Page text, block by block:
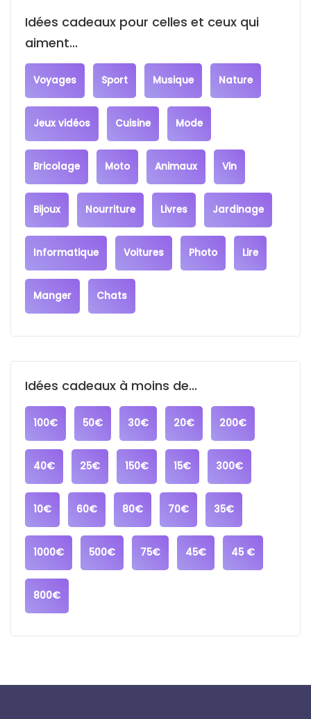
Idées cadeaux pour celles et ceux qui
aiment...
Voyages Sport Musique Nature
Jeux vidéos Cuisine Mode
Bricolage Moto Animaux Vin
Bijoux Nourriture Livres Jardinage
Informatique Voitures Photo Lire
Manger Chats
Idées cadeaux à moins de...
100€ 50€ 30€ 20€ 200€
40€ 25€ 150€ 15€ 300€
10€ 60€ 80€ 70€ 35€
1000€ 500€ 75€ 45€ 45 €
800€